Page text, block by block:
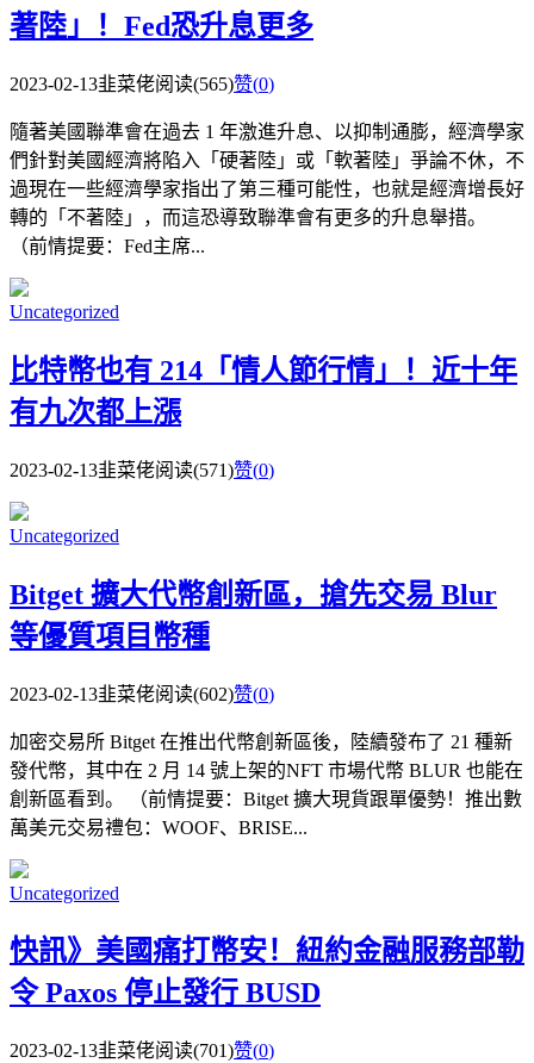
著陸」！Fed恐升息更多
2023-02-13韭菜佬阅读(565)赞(0)
隨著美國聯準會在過去 1 年激進升息、以抑制通膨，經濟學家
們針對美國經濟將陷入「硬著陸」或「軟著陸」爭論不休，不
過現在一些經濟學家指出了第三種可能性，也就是經濟增長好
轉的「不著陸」，而這恐導致聯準會有更多的升息舉措。
（前情提要：Fed主席...
Uncategorized
比特幣也有 214「情人節行情」！近十年
有九次都上漲
2023-02-13韭菜佬阅读(571)赞(0)
Uncategorized
Bitget 擴大代幣創新區，搶先交易 Blur
等優質項目幣種
2023-02-13韭菜佬阅读(602)赞(0)
加密交易所 Bitget 在推出代幣創新區後，陸續發布了 21 種新
發代幣，其中在 2 月 14 號上架的NFT 市場代幣 BLUR 也能在
創新區看到。 （前情提要：Bitget 擴大現貨跟單優勢！推出數
萬美元交易禮包：WOOF、BRISE...
Uncategorized
快訊》美國痛打幣安！紐約金融服務部勒
令 Paxos 停止發行 BUSD
2023-02-13韭菜佬阅读(701)赞(0)